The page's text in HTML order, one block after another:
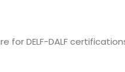
for DELF-DALF